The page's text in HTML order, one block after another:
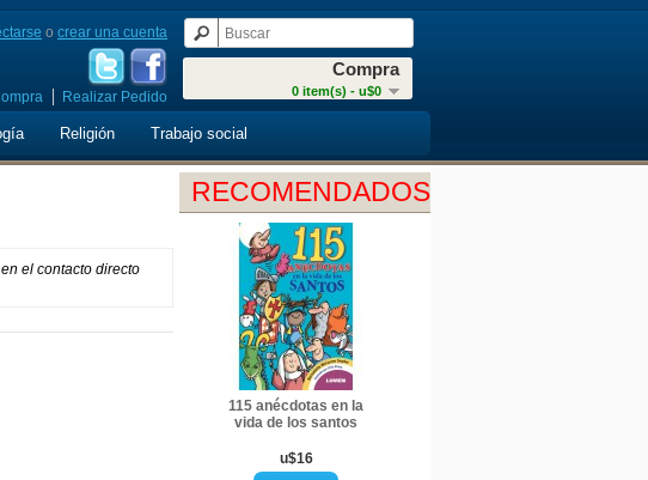
Compra
0 item(s) - u$0
o crear una cuenta
Realizar Pedido
Religión Trabajo social
RECOMENDADOS
115 anécdotas en la
vida de los santos
u$16
el contacto directo